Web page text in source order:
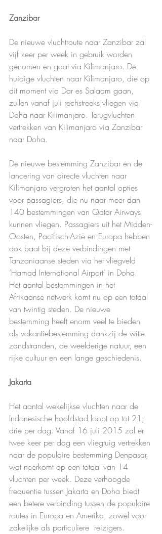
Zanzibar
De nieuwe vluchtroute naar Zanzibar zal
vijf keer per week in gebruik worden
genomen en gaat via Kilimanjaro. De
huidige vluchten naar Kilimanjaro, die op
dit moment via Dar es Salaam gaan,
zullen vanaf juli rechstreeks vliegen via
Doha naar Kilimanjaro. Terugvluchten
vertrekken van Kilimanjaro via Zanzibar
naar Doha.
De nieuwe bestemming Zanzibar en de
lancering van directe vluchten naar
Kilimanjaro vergroten het aantal opties
voor passagiers, die nu naar meer dan
140 bestemmingen van Qatar Airways
kunnen vliegen. Passagiers uit het Midden-
Oosten, Pacifisch-Azië en Europa hebben
ook baat bij deze verbindingen met
Tanzaniaanse steden via het vliegveld
‘Hamad International Airport’ in Doha.
Het aantal bestemmingen in het
Afrikaanse netwerk komt nu op een totaal
van twintig steden. De nieuwe
bestemming heeft enorm veel te bieden
als vakantiebestemming dankzij de witte
zandstranden, de weelderige natuur, een
rijke cultuur en een lange geschiedenis.
Jakarta
Het aantal wekelijkse vluchten naar de
Indonesische hoofdstad loopt op tot 21;
drie per dag. Vanaf 16 juli 2015 zal er
twee keer per dag een vliegtuig vertrekken
naar de populaire bestemming Denpasar,
wat neerkomt op een totaal van 14
vluchten per week. Deze verhoogde
frequentie tussen Jakarta en Doha biedt
een betere verbinding tussen de populaire
routes in Europa en Amerika, zowel voor
zakelijke als particuliere  reizigers.